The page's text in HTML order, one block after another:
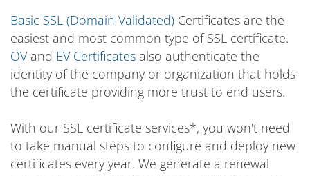
Basic SSL (Domain Validated) Certificates are the
easiest and most common type of SSL certificate.
OVand EV Certificates also authenticate the
identity of the company or organization that holds
the certificate providing more trust to end users.
With our SSL certificate services*, you won't need
to take manual steps to configure and deploy new
certificates every year. We generate a renewal